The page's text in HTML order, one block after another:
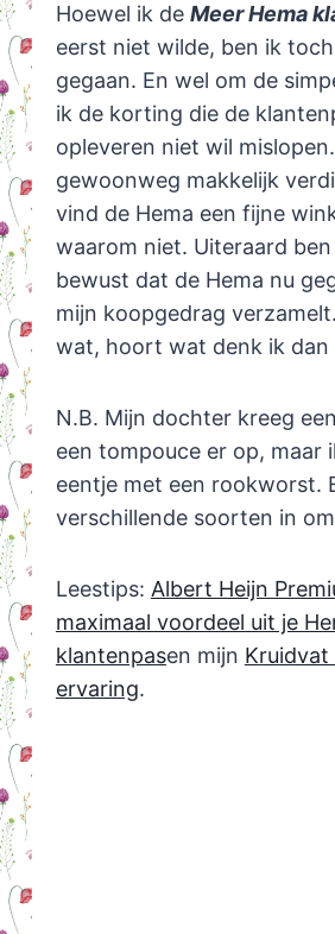
Hoewel ik de Meer Hema
eerst niet wilde, ben ik
gegaan. En wel om de
ik de korting die de
opleveren niet wil
gewoonweg makkelijk
vind de Hema een fijne
waarom niet. Uiteraard
bewust dat de Hema nu
mijn koopgedrag
wat, hoort wat denk ik dan
N.B. Mijn dochter kreeg
een tompouce er op, maar
eentje met een rookworst.
verschillende soorten in
Leestips: Albert Heijn
maximaal voordeel uit je
klantenpasen mijn
ervaring.